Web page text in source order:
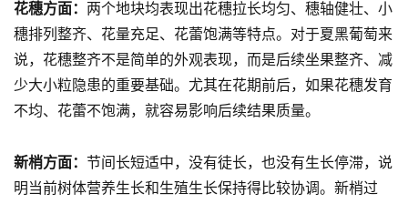
花穗方面： 两个地块均表现出花穗拉长均匀、穗轴健壮、小
穗排列整齐、花量充足、花蕾饱满等特点。对于夏黑葡萄来
说，花穗整齐不是简单的外观表现，而是后续坐果整齐、减
少大小粒隐患的重要基础。尤其在花期前后，如果花穗发育
不均、花蕾不饱满，就容易影响后续结果质量。
新梢方面： 节间长短适中，没有徒长，也没有生长停滞，说
明当前树体营养生长和生殖生长保持得比较协调。新梢过